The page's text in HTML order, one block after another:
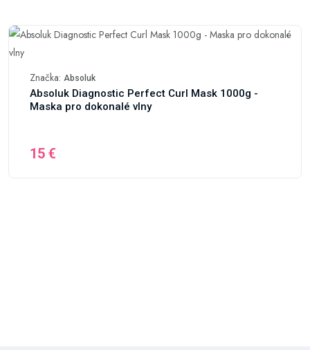
Značka: Absoluk
Absoluk Diagnostic Perfect Curl Mask 1000g -
Maska pro dokonalé vlny
15 €